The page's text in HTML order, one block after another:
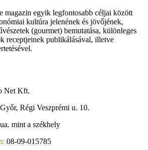
magazin egyik legfontosabb céljai között
kultúra jelenének és jövőjének,
(gourmet) bemutatása, különleges
receptjeinek publikálásával, illetve
Net Kft.
Régi Veszprémi u. 10.
ua. mint a székhely
08-09-015785